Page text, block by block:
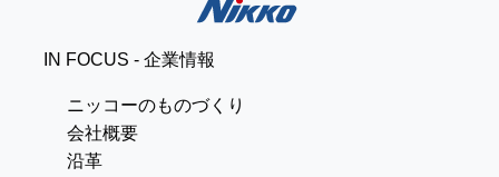
IN FOCUS - 企業情報
ニッコーのものづくり
会社概要
沿革